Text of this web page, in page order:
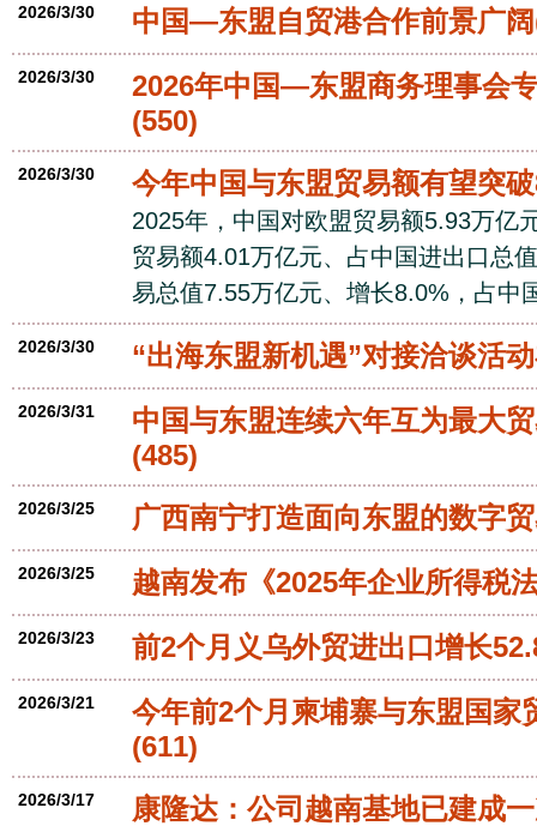
2026/3/30 中国—东盟自贸港合作前景广阔
2026/3/30
2026年中国—东盟商务理事会
(550)
2026/3/30 今年中国与东盟贸易额有望突
2025年，中国对欧盟贸易额5.93万亿
贸易额4.01万亿元、占中国进出口总
易总值7.55万亿元、增长8.0%，占中
2026/3/30 “出海东盟新机遇”对接洽谈活
2026/3/31
中国与东盟连续六年互为最大
(485)
2026/3/25 广西南宁打造面向东盟的数字
2026/3/25 越南发布《2025年企业所得税
2026/3/23 前2个月义乌外贸进出口增长
2026/3/21
今年前2个月柬埔寨与东盟国家
(611)
2026/3/17
康隆达：公司越南基地已建成